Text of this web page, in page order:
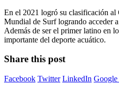
En el 2021 logró su clasificación al
Mundial de Surf logrando acceder
Además de ser el primer latino en
importante del deporte acuático.
Share this post
Facebook Twitter LinkedIn